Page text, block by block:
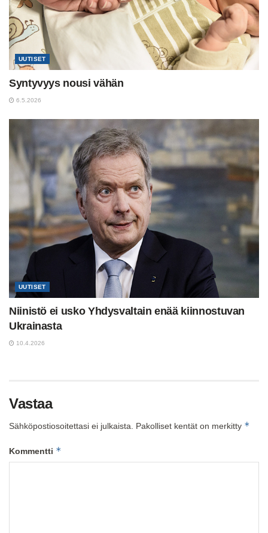
UUTISET
Syntyvyys nousi vähän
6.5.2026
UUTISET
Niinistö ei usko Yhdysvaltain enää kiinnostuvan
Ukrainasta
10.4.2026
Vastaa
Sähköpostiosoitettasi ei julkaista. Pakolliset kentät on merkitty *
Kommentti *